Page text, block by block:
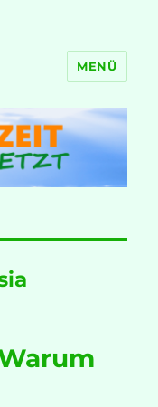
MENÜ